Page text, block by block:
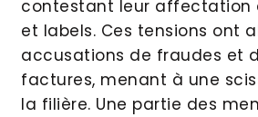
contestant leur affectation
et labels. Ces tensions ont
accusations de fraudes et
factures, menant à une
la filière. Une partie des